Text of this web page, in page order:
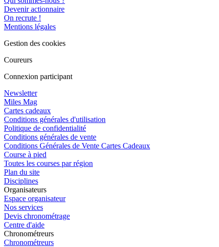
Devenir actionnaire
On recrute !
Mentions légales
Gestion des cookies
Coureurs
Connexion participant
Newsletter
Miles Mag
Cartes cadeaux
Conditions générales d'utilisation
Politique de confidentialité
Conditions générales de vente
Conditions Générales de Vente Cartes Cadeaux
Course à pied
Toutes les courses par région
Plan du site
Disciplines
Organisateurs
Espace organisateur
Nos services
Devis chronométrage
Centre d'aide
Chronométreurs
Chronométreurs